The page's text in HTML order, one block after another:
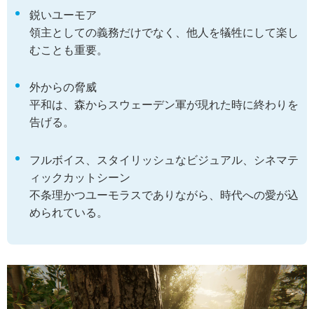
鋭いユーモア
領主としての義務だけでなく、他人を犠牲にして楽し
むことも重要。
外からの脅威
平和は、森からスウェーデン軍が現れた時に終わりを
告げる。
フルボイス、スタイリッシュなビジュアル、シネマテ
ィックカットシーン
不条理かつユーモラスでありながら、時代への愛が込
められている。